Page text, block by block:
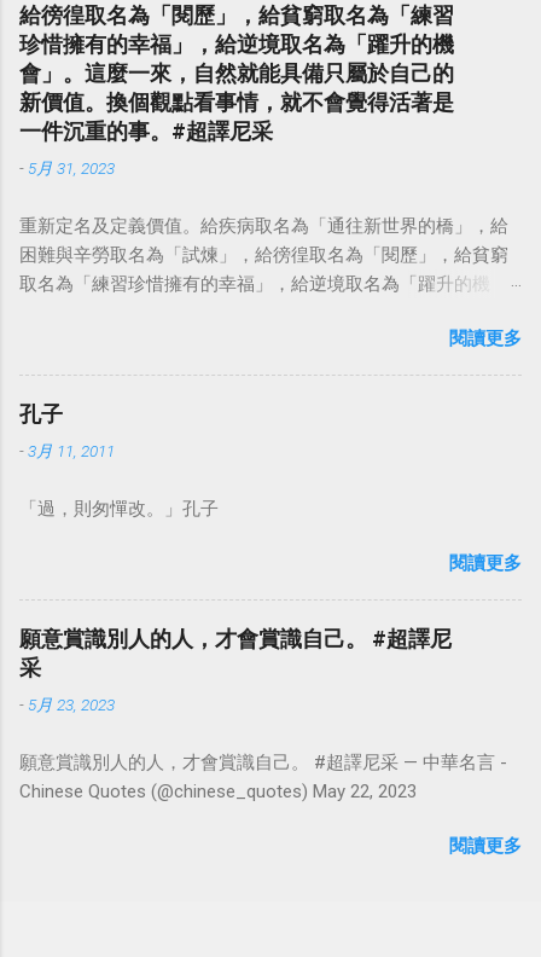
給徬徨取名為「閱歷」，給貧窮取名為「練習
珍惜擁有的幸福」，給逆境取名為「躍升的機
會」。這麼一來，自然就能具備只屬於自己的
新價值。換個觀點看事情，就不會覺得活著是
一件沉重的事。#超譯尼采
- 5月 31, 2023
重新定名及定義價值。給疾病取名為「通往新世界的橋」，給
困難與辛勞取名為「試煉」，給徬徨取名為「閱歷」，給貧窮
取名為「練習珍惜擁有的幸福」，給逆境取名為「躍升的機
點看事情，就不會覺得活著是一件沉重的事。#超譯尼采 — 中
華名言 - Chinese Quotes (@chinese_quotes) May 23, 2023
閱讀更多
孔子
-3月 11, 2011
「過，則匆憚改。」孔子
閱讀更多
願意賞識別人的人，才會賞識自己。 #超譯尼
采
- 5月 23, 2023
願意賞識別人的人，才會賞識自己。 #超譯尼采 — 中華名言 -
Chinese Quotes (@chinese_quotes) May 22, 2023
閱讀更多